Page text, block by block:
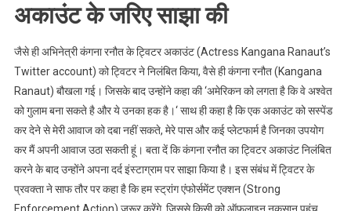
अकाउंट के जरिए साझा की
जैसे ही अभिनेत्री कंगना रनौत के ट्विटर अकाउंट (Actress Kangana Ranaut’s
Twitter account) को ट्विटर ने निलंबित किया, वैसे ही कंगना रनौत (Kangana
Ranaut) बौखला गई। जिसके बाद उन्होंने कहा की ‘अमेरिकन को लगता है कि वे अश्वेत
को गुलाम बना सकते है और ये उनका हक है।‘ साथ ही कहा है कि एक अकाउंट को सस्पेंड
कर देने से मेरी आवाज को दबा नहीं सकते, मेरे पास और कई प्लेटफार्म है जिनका उपयोग
कर मैं अपनी आवाज उठा सकती हूं। बता दें कि कंगना रनौत का ट्विटर अकाउंट निलंबित
करने के बाद उन्होंने अपना दर्द इंस्टाग्राम पर साझा किया है। इस संबंध में ट्विटर के
प्रवक्ता ने साफ तौर पर कहा है कि हम स्ट्रांग एंफोर्समेंट एक्शन (Strong